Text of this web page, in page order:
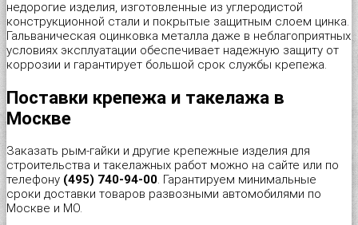
Шуруп-полукольцо
Металлический дюбель-гвоздь
Патроны монтажные
Распорный дюбель с качельным крюком HX “Wkret-met”
Распорный дюбель с потолочным крюком SX “Wkret-met”
Распорный дюбель с простым крюком PX “Wkret-met”
Перфорированная тарная лента
Пластина соединительная
Прямой подвес профилей
Скользящая опора для стропил
Угловой соединитель
Стеклорез с деревянной ручкой "Spardia"
Стеклорез с деревянной ручкой "Universal"
Степлер мебельный 4 в 1 "Stelgrit"
Тонкогубцы "Targ German type"
Топор со стеклопластиковой ручкой "Strike"
недорогие изделия, изготовленные из углеродистой
конструкционной стали и покрытые защитным слоем цинка.
Гальваническая оцинковка металла даже в неблагоприятных
условиях эксплуатации обеспечивает надежную защиту от
коррозии и гарантирует большой срок службы крепежа.
Поставки крепежа и такелажа в
Москве
Заказать рым-гайки и другие крепежные изделия для
строительства и такелажных работ можно на сайте или по
телефону (495) 740-94-00. Гарантируем минимальные
сроки доставки товаров развозными автомобилями по
Москве и МО.